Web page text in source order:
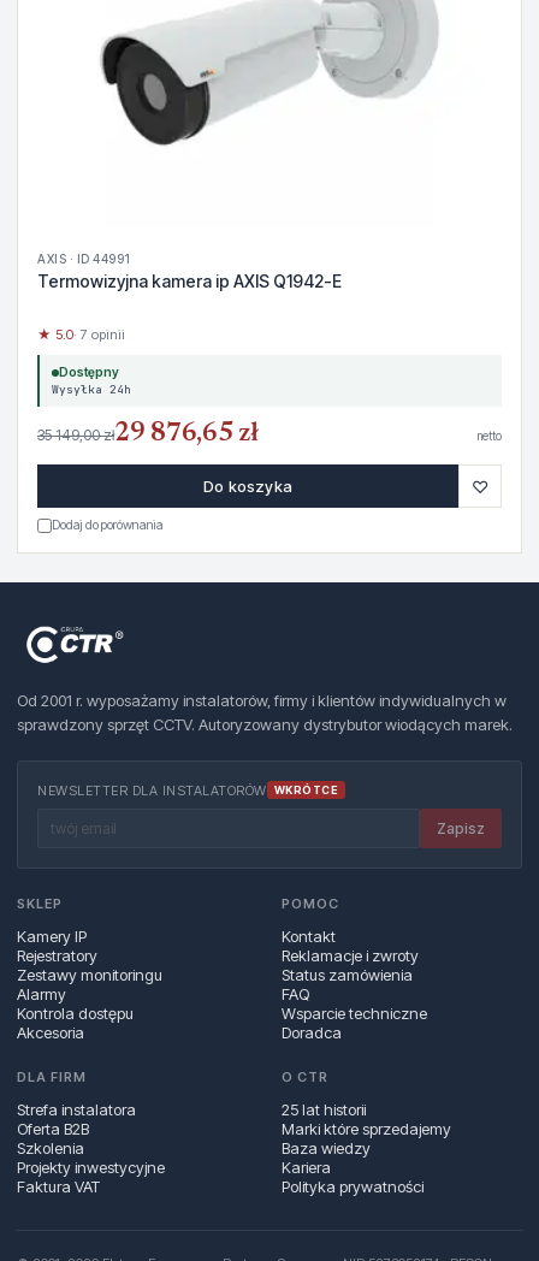
AXIS · ID 44991
Termowizyjna kamera ip AXIS Q1942-E
★ 5.0· 7 opinii
Dostępny
Wysyłka 24h
35 149,00 zł29 876,65 zł netto
Do koszyka ♡
Dodaj do porównania
Od 2001 r. wyposażamy instalatorów, firmy i klientów indywidualnych w
sprawdzony sprzęt CCTV. Autoryzowany dystrybutor wiodących marek.
NEWSLETTER DLA INSTALATORÓW WKRÓTCE
Zapisz
SKLEP
Kamery IP
Rejestratory
Zestawy monitoringu
Alarmy
Kontrola dostępu
Akcesoria
POMOC
Kontakt
Reklamacje i zwroty
Status zamówienia
FAQ
Wsparcie techniczne
Doradca
DLA FIRM
Strefa instalatora
Oferta B2B
Szkolenia
Projekty inwestycyjne
Faktura VAT
O CTR
25 lat historii
Marki które sprzedajemy
Baza wiedzy
Kariera
Polityka prywatności